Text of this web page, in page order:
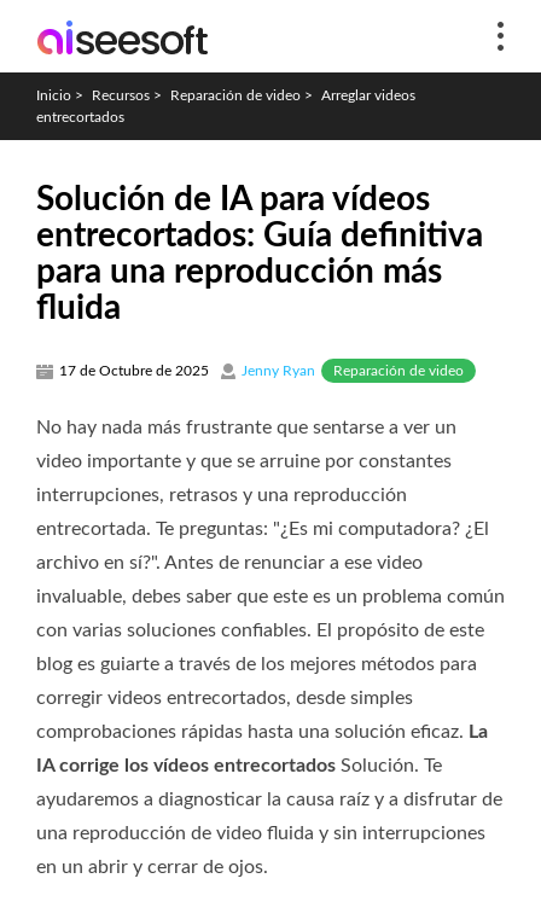
Inicio > Recursos > Reparación de video >
Arreglar videos
entrecortados
Solución de IA para vídeos
entrecortados: Guía definitiva
para una reproducción más
fluida
17 de Octubre de 2025 Jenny Ryan Reparación de video
No hay nada más frustrante que sentarse a ver un
video importante y que se arruine por constantes
interrupciones, retrasos y una reproducción
entrecortada. Te preguntas: "¿Es mi computadora? ¿El
archivo en sí?". Antes de renunciar a ese video
invaluable, debes saber que este es un problema común
con varias soluciones confiables. El propósito de este
blog es guiarte a través de los mejores métodos para
corregir videos entrecortados, desde simples
comprobaciones rápidas hasta una solución eficaz. La
IA corrige los vídeos entrecortados Solución. Te
ayudaremos a diagnosticar la causa raíz y a disfrutar de
una reproducción de video fluida y sin interrupciones
en un abrir y cerrar de ojos.